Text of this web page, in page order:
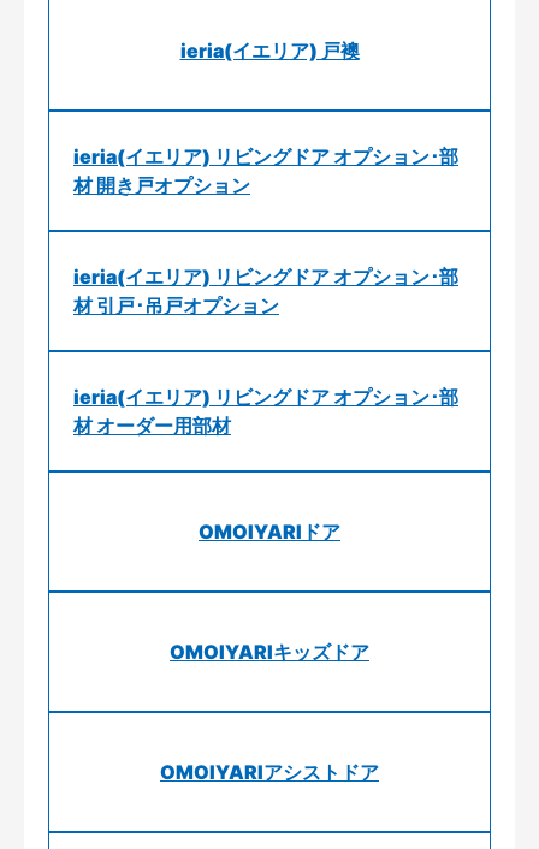
ieria(イエリア) 戸襖
ieria(イエリア) リビングドア オプション･部
材 開き戸オプション
ieria(イエリア) リビングドア オプション･部
材 引戸･吊戸オプション
ieria(イエリア) リビングドア オプション･部
材 オーダー用部材
OMOIYARIドア
OMOIYARIキッズドア
OMOIYARIアシストドア